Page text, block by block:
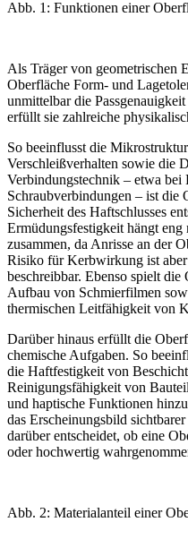
Abb. 1: Funktionen einer
Als Träger von geometrischen
Oberfläche Form- und
unmittelbar die
erfüllt sie zahlreiche
So beeinflusst die
Verschleißverhalten sowie die
Verbindungstechnik – etwa bei
Schraubverbindungen – ist die
Sicher­heit des Haftschlusses
Ermüdungsfestigkeit hängt
zusammen, da Anrisse an der
Risiko für Kerbwirkung ist
beschreibbar. Ebenso spielt
Aufbau von Schmierfilmen
thermischen Leitfähigkeit von
Darüber hinaus erfüllt die
chemische Aufgaben. So
die Haftfestigkeit von
Reinigungsfähigkeit von
und haptische Funktionen
das Erscheinungsbild
darüber entscheidet, ob eine
oder hochwertig
Abb. 2: Materialanteil einer